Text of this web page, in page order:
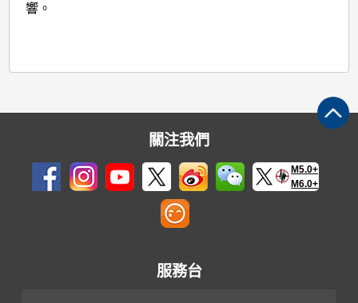
響。
關注我們
M5.0+
M6.0+
服務台